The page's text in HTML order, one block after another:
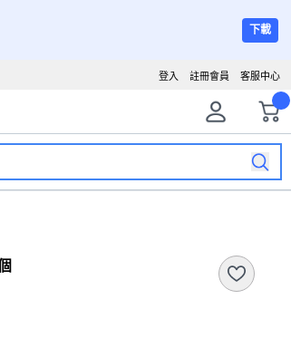
下載
客服中心
註冊會員
登入